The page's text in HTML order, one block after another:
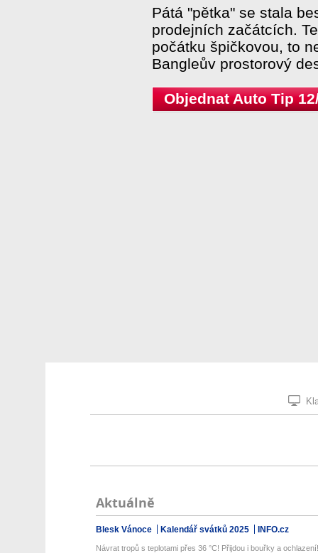
Pátá "pětka" se stala
prodejních začátcích.
počátku špičkovou, to
Bangleův prostorový
Objednat Auto Tip
Aktuálně
Blesk Vánoce Kalendář svátků 2025 INFO.cz
Návrat tropů s teplotami přes 36 °C! Přijdou i bouřky a